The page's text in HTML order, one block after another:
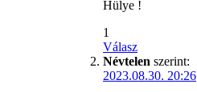
Hülye !
1
Válasz
Névtelen szerint:
2023.08.30. 20:26